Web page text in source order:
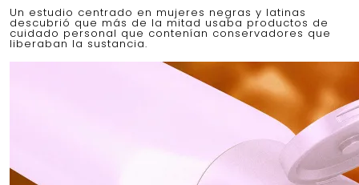
Un estudio centrado en mujeres negras y latinas
descubrió que más de la mitad usaba productos de
cuidado personal que contenían conservadores que
liberaban la sustancia.